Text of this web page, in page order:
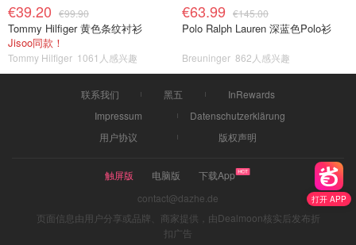
打开 APP
€39.20 €99.90
Tommy Hilfiger 黄色条纹衬衫
Jisoo同款！
Tommy Hilfiger 1061人感兴趣
€63.99 €145.00
Polo Ralph Lauren 深蓝色Polo衫
Breuninger 862人感兴趣
联系我们 黑五
InRewards
Impressum
Datenschutzerklärung
用户协议
版权声明
触屏版 电脑版
下载App
contact@dazhe.de
页面信息由用户分享或品牌、商家提供，由Dealmoon核实后发布折
扣广告